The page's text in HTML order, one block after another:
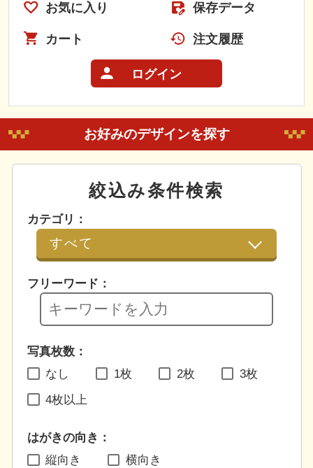
お気に入り 保存データ
カート 注文履歴
ログイン
お好みのデザインを探す
絞込み条件検索
カテゴリ：
フリーワード：
写真枚数：
なし
1枚 2枚 3枚
4枚以上
はがきの向き：
縦向き
横向き